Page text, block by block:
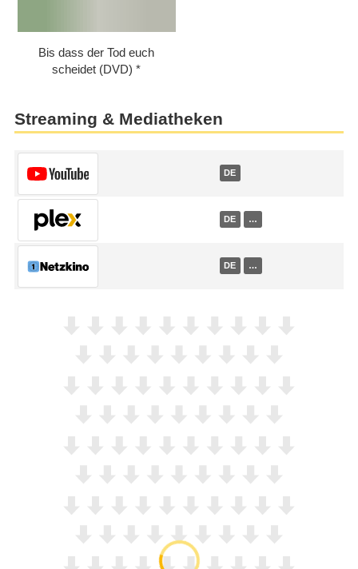
Bis dass der Tod euch
scheidet (DVD)
Streaming & Mediatheken
DE
DE …
DE …